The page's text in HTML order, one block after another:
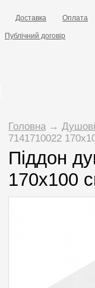
Доставка Оплата
Публічний договір
Головна→
7141710022
Піддон
170х100